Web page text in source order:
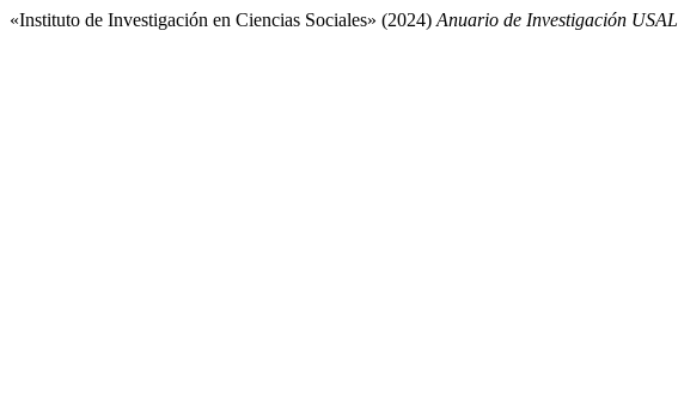
«Instituto de Investigación en Ciencias Sociales» (2024) Anuario de Investigación USAL